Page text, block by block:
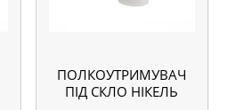
ПОЛКОУТРИМУВАЧ
ПІД СКЛО НІКЕЛЬ